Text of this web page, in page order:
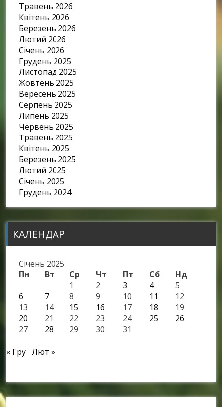
Травень 2026
Квітень 2026
Березень 2026
Лютий 2026
Січень 2026
Грудень 2025
Листопад 2025
Жовтень 2025
Вересень 2025
Серпень 2025
Липень 2025
Червень 2025
Травень 2025
Квітень 2025
Березень 2025
Лютий 2025
Січень 2025
Грудень 2024
КАЛЕНДАР
Січень 2025
Пн
Вт Ср Чт Пт Сб
Нд
1
2 3 4
5
6
7 8 9 10 11
12
13
14 15 16 17 18
19
20
21 22 23 24 25
26
27
28 29 30 31
« Гру Лют »